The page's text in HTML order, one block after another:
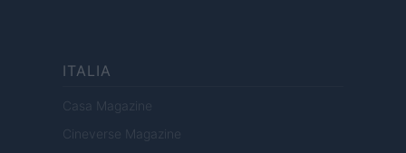
ITALIA
Casa Magazine
Cineverse Magazine